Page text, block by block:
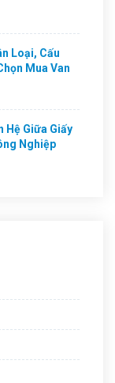
Loại, Cấu
Mua Van
Hệ Giữa Giấy
Nghiệp